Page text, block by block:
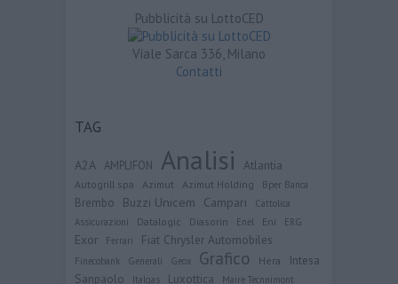
Pubblicità su LottoCED
Viale Sarca 336, Milano
Contatti
TAG
A2A AMPLIFON Analisi Atlantia
Autogrill spa Azimut Azimut Holding Bper Banca
Brembo Buzzi Unicem Campari
Cattolica
Assicurazioni
Datalogic Diasorin Enel Eni ERG
Exor Ferrari Fiat Chrysler Automobiles
Finecobank Generali Geox Grafico Hera
Intesa
Sanpaolo
Italgas Luxottica Maire Tecnnimont